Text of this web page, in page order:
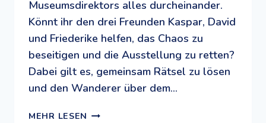
Museumsdirektors alles durcheinander.
Könnt ihr den drei Freunden Kaspar, David
und Friederike helfen, das Chaos zu
beseitigen und die Ausstellung zu retten?
Dabei gilt es, gemeinsam Rätsel zu lösen
und den Wanderer über dem…
MEHR LESEN DER